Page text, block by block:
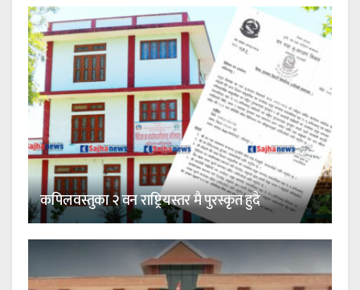
कपिलवस्तुका २ वन राष्ट्रियस्तर मै पुरस्कृत हुदै